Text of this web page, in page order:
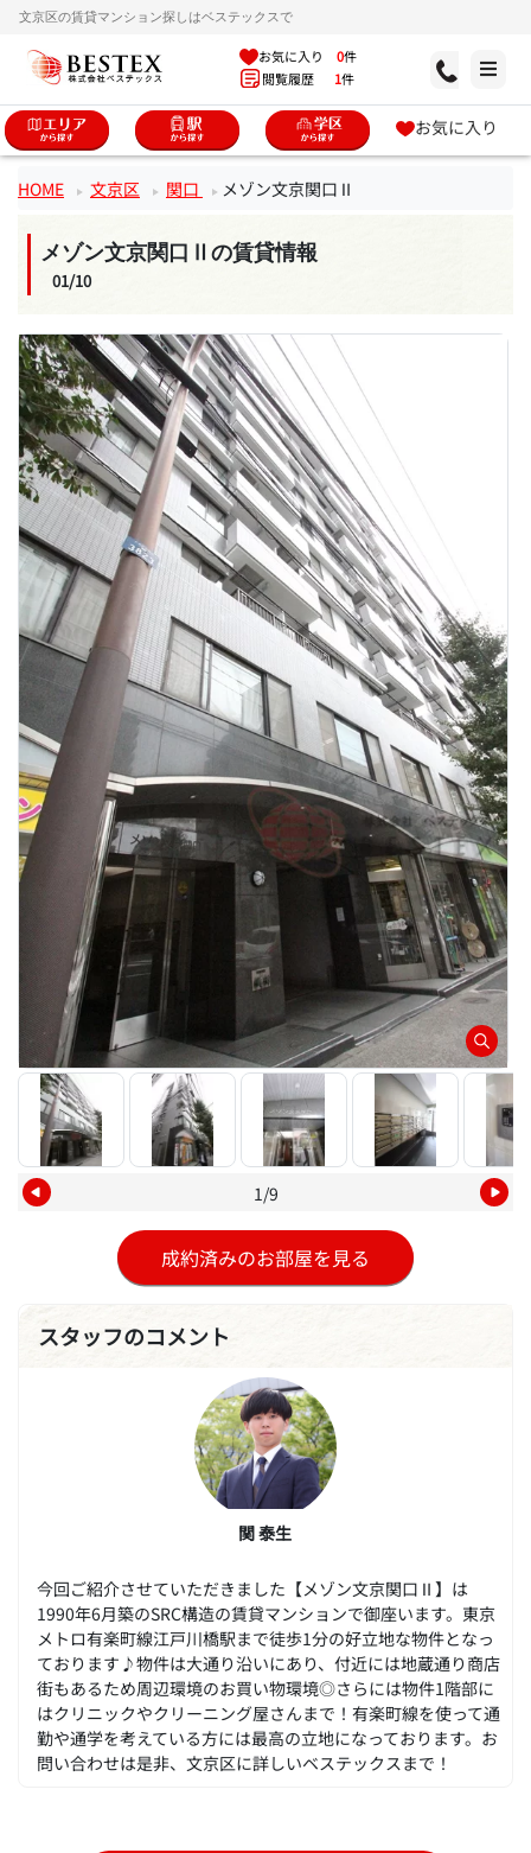
文京区の賃貸マンション探しはベステックスで
お気に入り 0件
閲覧履歴 1件
お気に入り
HOME 文京区 関口 メゾン文京関口Ⅱ
メゾン文京関口Ⅱの賃貸情報
01/10
1/9
成約済みのお部屋を見る
スタッフのコメント
関 泰生
今回ご紹介させていただきました【メゾン文京関口Ⅱ】は
1990年6月築のSRC構造の賃貸マンションで御座います。東京
メトロ有楽町線江戸川橋駅まで徒歩1分の好立地な物件となっ
ております♪物件は大通り沿いにあり、付近には地蔵通り商店
街もあるため周辺環境のお買い物環境◎さらには物件1階部に
はクリニックやクリーニング屋さんまで！有楽町線を使って通
勤や通学を考えている方には最高の立地になっております。お
問い合わせは是非、文京区に詳しいベステックスまで！